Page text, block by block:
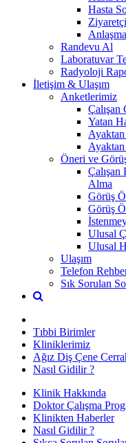
Hasta
Randevu Al
Laboratuvar
Radyoloji
İletişim & Ulaşım
Anketlerimiz
Yatan
Öneri ve
Çalışan
Alma
Görüş
Görüş
Ulusal
Ulusal
Ulaşım
Telefon
Sık Sorulan
Tıbbi Birimler
Kliniklerimiz
Ağız Diş Çene
Nasıl Gidilir ?
Klinik Hakkında
Doktor Çalışma
Klinikten Haberler
Nasıl Gidilir ?